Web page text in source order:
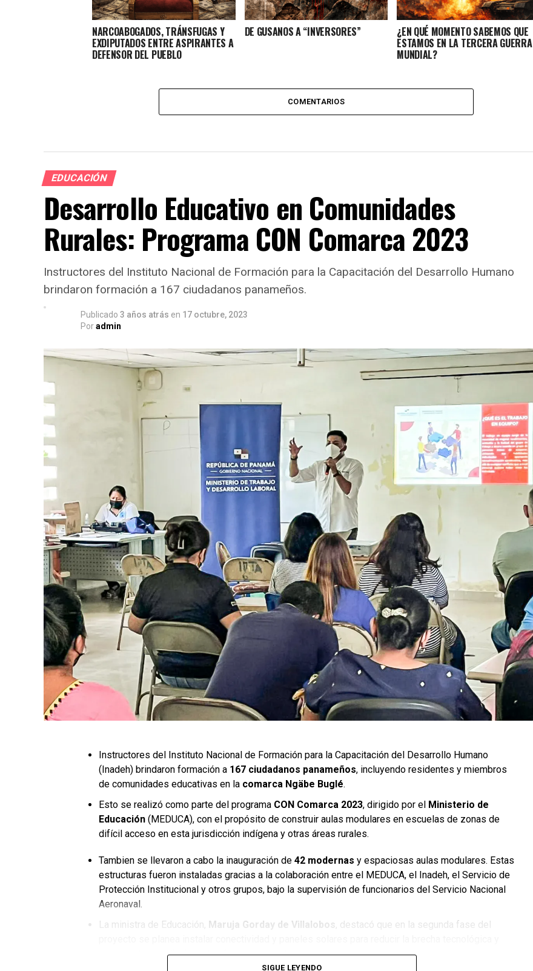
NARCOABOGADOS, TRÁNSFUGAS Y
EXDIPUTADOS ENTRE ASPIRANTES A
DEFENSOR DEL PUEBLO
DE GUSANOS A “INVERSORES” ¿EN QUÉ MOMENTO SABEMOS QUE
ESTAMOS EN LA TERCERA GUERRA
MUNDIAL?
COMENTARIOS
EDUCACIÓN
Desarrollo Educativo en Comunidades
Rurales: Programa CON Comarca 2023
Instructores del Instituto Nacional de Formación para la Capacitación del Desarrollo Humano
brindaron formación a 167 ciudadanos panameños.
Publicado 3 años atrás en 17 octubre, 2023
Poradmin
Instructores del Instituto Nacional de Formación para la Capacitación del Desarrollo Humano
(Inadeh) brindaron formación a 167 ciudadanos panameños, incluyendo residentes y miembros
de comunidades educativas en la comarca Ngäbe Buglé.
Esto se realizó como parte del programa CON Comarca 2023, dirigido por el Ministerio de
Educación (MEDUCA), con el propósito de construir aulas modulares en escuelas de zonas de
difícil acceso en esta jurisdicción indígena y otras áreas rurales.
Tambien se llevaron a cabo la inauguración de 42 modernas y espaciosas aulas modulares. Estas
estructuras fueron instaladas gracias a la colaboración entre el MEDUCA, el Inadeh, el Servicio de
Protección Institucional y otros grupos, bajo la supervisión de funcionarios del Servicio Nacional
Aeronaval.
La ministra de Educación, Maruja Gorday de Villalobos , destacó que en la segunda fase del
mejorar el aprendizaje en las áreas comarcales.
SIGUE LEYENDO